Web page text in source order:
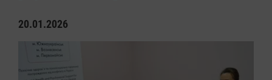
20.01.2026